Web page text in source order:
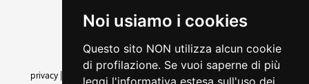
Noi usiamo i cookies
Questo sito NON utilizza alcun cookie
di profilazione. Se vuoi saperne di più
leggi l'informativa estesa sull'uso dei
+39 040 3771111
amministrazione trasparente
privacy
cookie |note legali accessibilità
dichiarazione di